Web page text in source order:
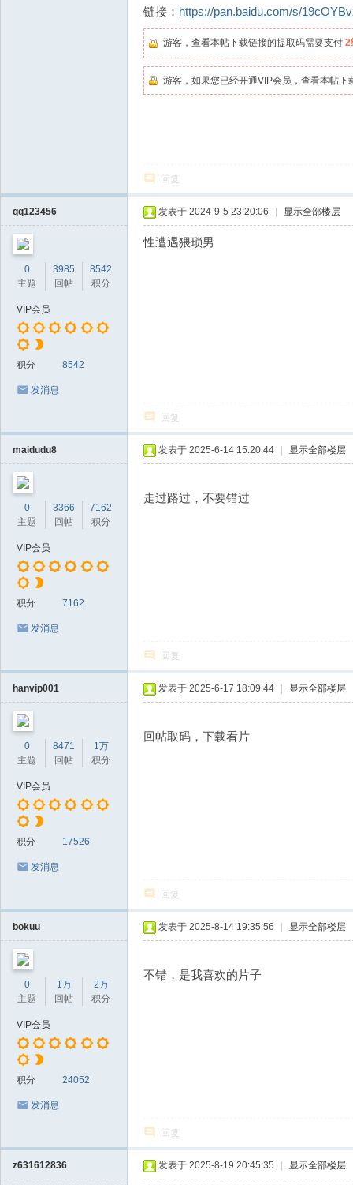
链接： https://pan.baidu.com/s/
游客，查看本帖下载链接的提取码需要支付 2
游客，如果您已经开通VIP会员，查看本帖下
回复
qq123456
0
主题
3985
回帖
8542
积分
VIP会员
积分 8542
发消息
发表于 2024-9-5 23:20:06 显示全部楼层
性遭遇猥琐男
回复
maidudu8
0
主题
3366
回帖
7162
积分
VIP会员
积分 7162
发消息
发表于 2025-6-14 15:20:44 显示全部楼层
走过路过，不要错过
回复
hanvip001
0
主题
8471
回帖
1万
积分
VIP会员
积分 17526
发消息
发表于 2025-6-17 18:09:44 显示全部楼层
回帖取码，下载看片
回复
bokuu
0
主题
1万
回帖
2万
积分
VIP会员
积分 24052
发消息
发表于 2025-8-14 19:35:56 显示全部楼层
不错，是我喜欢的片子
回复
z631612836 发表于 2025-8-19 20:45:35 显示全部楼层